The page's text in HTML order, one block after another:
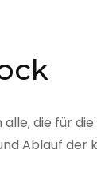
die für
Ablauf der